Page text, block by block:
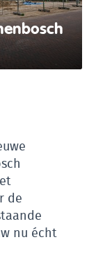
de
nu écht